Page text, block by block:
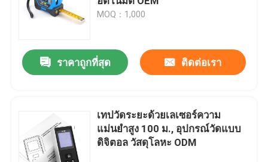
MOQ：1,000
ราคาถูกที่สุด ติดต่อเรา
เทปวัดระยะด้วยเลเซอร์ความ
แม่นยำสูง 100 ม., อุปกรณ์วัดแบบ
ดิจิตอล วัสดุโลหะ ODM